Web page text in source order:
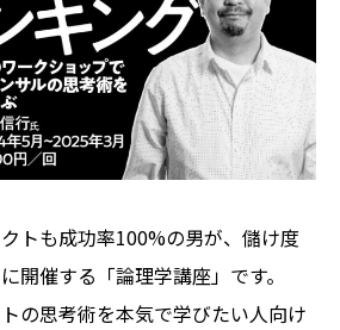
トも成功率100%の男が、儲け度
開催する「論理学講座」です。
の思考術を本気で学びたい人向け